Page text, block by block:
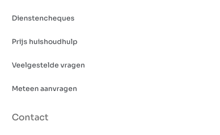
Dienstencheques
Prijs huishoudhulp
Veelgestelde vragen
Meteen aanvragen
Contact